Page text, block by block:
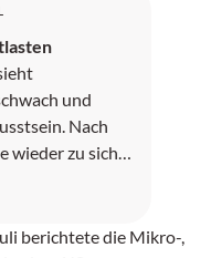
und
Nach
wieder zu sich
verstorbene
einenberichtete die Mikro-,